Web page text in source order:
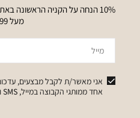
10% הנחה על הקניה הראשונה
מעל 199 ₪
מייל
אני מאשר/ת לקבל מבצעים,
אחד ממותגי הקבוצה במייל, SMS ושאר ערוצי המדיה.